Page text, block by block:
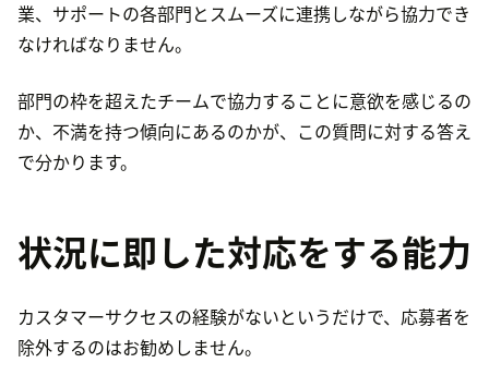
業、サポートの各部門とスムーズに連携しながら協力でき
なければなりません。
部門の枠を超えたチームで協力することに意欲を感じるの
か、不満を持つ傾向にあるのかが、この質問に対する答え
で分かります。
状況に即した対応をする能力
カスタマーサクセスの経験がないというだけで、応募者を
除外するのはお勧めしません。